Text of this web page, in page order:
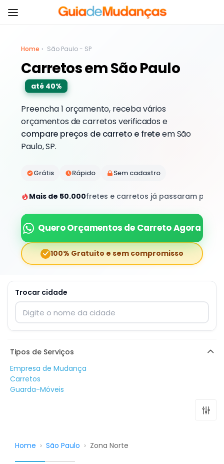
Home › São Paulo - SP
Carretos em São Paulo
até 40%
Preencha 1 orçamento, receba vários
orçamentos de carretos verificados e
compare preços de carreto e freteem São
Paulo, SP.
Grátis Rápido Sem cadastro
Mais de 50.000fretes e carretos já passaram por
Quero Orçamentos de Carreto Agora
100% Gratuito e sem compromisso
Trocar cidade
Digite o nome da cidade para trocar
Tipos de Serviços
Empresa de Mudança
Carretos
Guarda-Móveis
Home › São Paulo › Zona Norte